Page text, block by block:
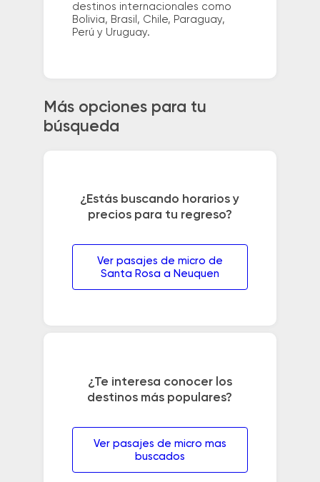
destinos internacionales como
Bolivia, Brasil, Chile, Paraguay,
Perú y Uruguay.
Más opciones para tu
búsqueda
¿Estás buscando horarios y
precios para tu regreso?
Ver pasajes de micro de
Santa Rosa a Neuquen
¿Te interesa conocer los
destinos más populares?
Ver pasajes de micro mas
buscados